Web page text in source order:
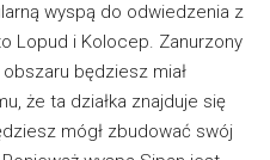
wyspą do odwiedzenia z
Lopud i Kolocep. Zanurzony
będziesz miał
że ta działka znajduje się
mógł zbudować swój